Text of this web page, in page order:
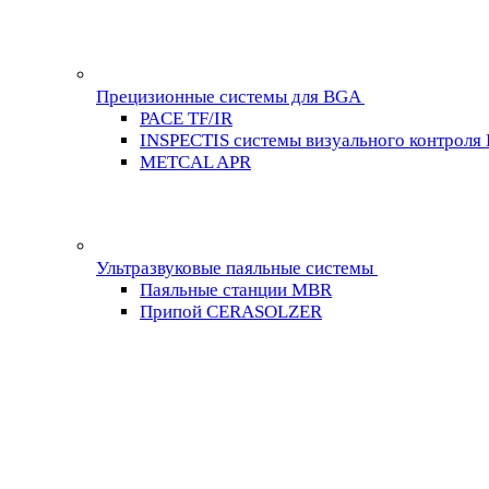
Прецизионные системы для BGA
PACE TF/IR
INSPECTIS системы визуального контроля
METCAL APR
Ультразвуковые паяльные системы
Паяльные станции MBR
Припой CERASOLZER